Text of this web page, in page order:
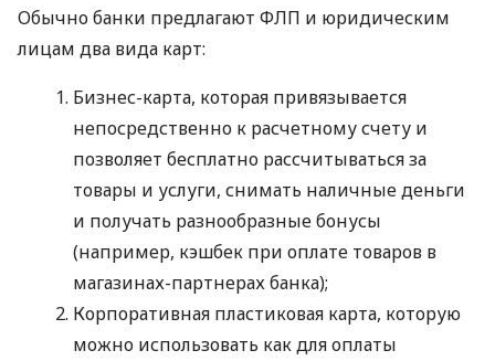
Обычно банки предлагают ФЛП и юридическим
лицам два вида карт:
Бизнес-карта, которая привязывается
непосредственно к расчетному счету и
позволяет бесплатно рассчитываться за
товары и услуги, снимать наличные деньги
и получать разнообразные бонусы
(например, кэшбек при оплате товаров в
магазинах-партнерах банка);
Корпоративная пластиковая карта, которую
можно использовать как для оплаты